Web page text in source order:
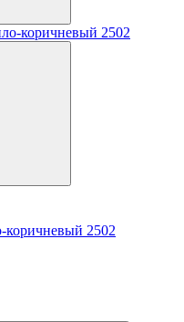
коричневый 2502